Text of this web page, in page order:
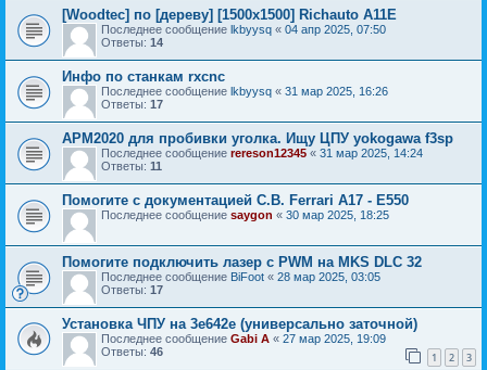
[Woodtec] по [дереву] [1500х1500] Richauto A11E
Последнее сообщение lkbyysq « 04 апр 2025, 07:50
Ответы: 14
Инфо по станкам rxcnc
Последнее сообщение lkbyysq « 31 мар 2025, 16:26
Ответы: 17
APM2020 для пробивки уголка. Ищу ЦПУ yokogawa f3sp
Последнее сообщение rereson12345 « 31 мар 2025, 14:24
Ответы: 11
Помогите с документацией C.B. Ferrari A17 - E550
Последнее сообщение saygon « 30 мар 2025, 18:25
Помогите подключить лазер с PWM на MKS DLC 32
Последнее сообщение BiFoot « 28 мар 2025, 03:05
Ответы: 17
Установка ЧПУ на 3е642е (универсально заточной)
Последнее сообщение Gabi A « 27 мар 2025, 19:09
Ответы: 46 1 2 3